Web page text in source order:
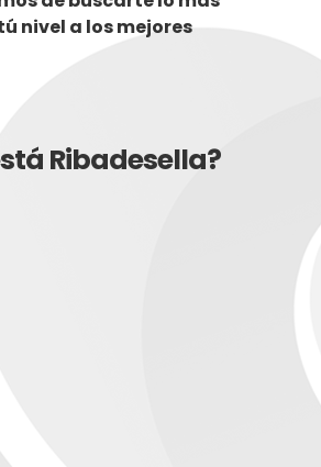
nivel a los mejores
Ribadesella?